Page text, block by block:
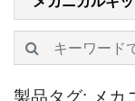
製品タグ: メカ